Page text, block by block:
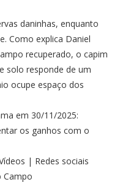
daninhas, enquanto
Como explica Daniel
recuperado, o capim
solo responde de um
ocupe espaço dos
em 30/11/2025:
os ganhos com o
| Redes sociais
Campo